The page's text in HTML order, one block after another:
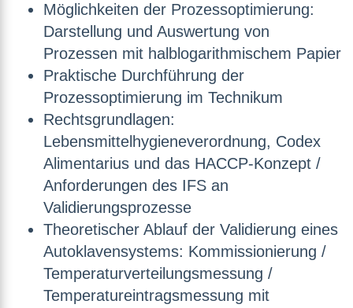
Möglichkeiten der Prozessoptimierung:
Darstellung und Auswertung von
Prozessen mit halblogarithmischem Papier
Praktische Durchführung der
Prozessoptimierung im Technikum
Rechtsgrundlagen:
Lebensmittelhygieneverordnung, Codex
Alimentarius und das HACCP-Konzept /
Anforderungen des IFS an
Validierungsprozesse
Theoretischer Ablauf der Validierung eines
Autoklavensystems: Kommissionierung /
Temperaturverteilungsmessung /
Temperatureintragsmessung mit